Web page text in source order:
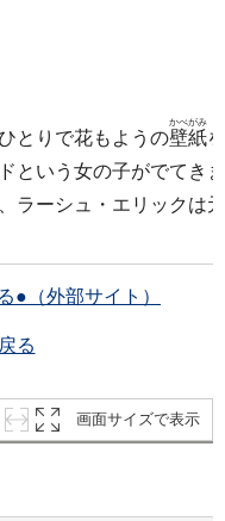
とりで花もようの壁紙
かべがみ
という女の子がでてき
ラーシュ・エリックは
●（外部サイト）
る
画面サイズで表示